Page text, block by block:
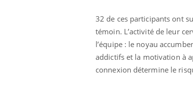
32 de ces participants ont
témoin. L’activité de leur
l’équipe : le noyau
addictifs et la motivation à
connexion détermine le
Grossesse à risque :
naturel attire
des chercheurs
Comment oublier les
écrans en vacances ?